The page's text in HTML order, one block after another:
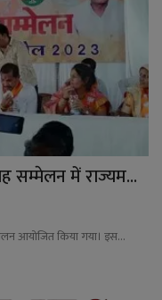
सम्मेलन में राज्यम...
आयोजित किया गया। इस...